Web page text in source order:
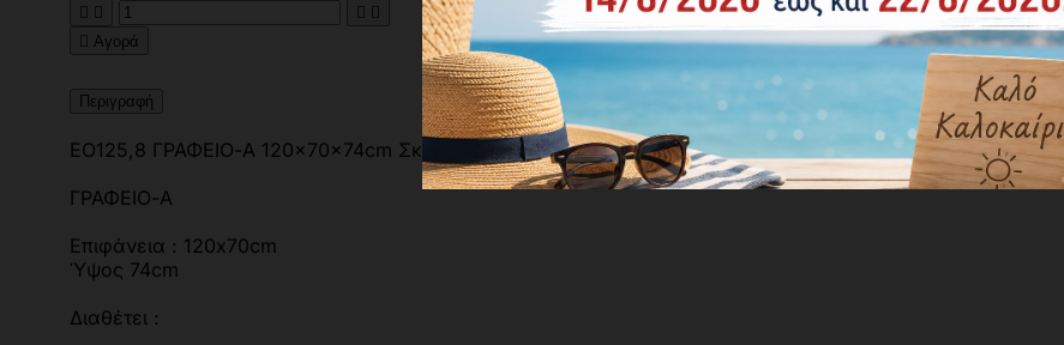
   
 Αγορά
Περιγραφή
ΕΟ125,8 ΓΡΑΦΕΙΟ-A 120x70x74cm Σκ.Καρυδί
ΓΡΑΦΕΙΟ-A
Επιφάνεια : 120x70cm
Ύψος 74cm
Διαθέτει :